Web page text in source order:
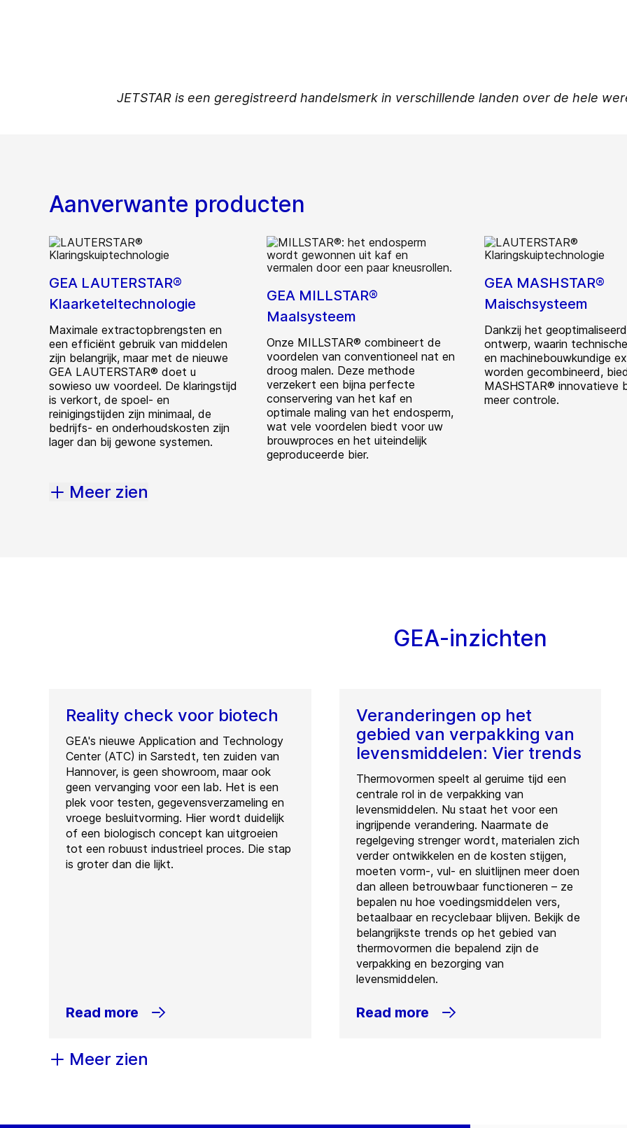
JETSTAR is een geregistreerd handelsmerk in verschillende landen over de hele
Aanverwante producten
GEA LAUTERSTAR®
Klaarketeltechnologie
Maximale extractopbrengsten en
een efficiënt gebruik van middelen
zijn belangrijk, maar met de nieuwe
GEA LAUTERSTAR® doet u
sowieso uw voordeel. De klaringstijd
is verkort, de spoel- en
reinigingstijden zijn minimaal, de
bedrijfs- en onderhoudskosten zijn
lager dan bij gewone systemen.
GEA MILLSTAR®
Maalsysteem
Onze MILLSTAR® combineert de
voordelen van conventioneel nat en
droog malen. Deze methode
verzekert een bijna perfecte
conservering van het kaf en
optimale maling van het endosperm,
wat vele voordelen biedt voor uw
brouwproces en het uiteindelijk
geproduceerde bier.
GEA MASHSTAR®
Maischsysteem
Dankzij het
ontwerp, waarin
en machinebouwkundige
worden gecombineerd,
MASHSTAR® innovatieve
meer controle.
Meer zien
GEA-inzichten
Reality check voor biotech
GEA's nieuwe Application and Technology
Center (ATC) in Sarstedt, ten zuiden van
Hannover, is geen showroom, maar ook
geen vervanging voor een lab. Het is een
plek voor testen, gegevensverzameling en
vroege besluitvorming. Hier wordt duidelijk
of een biologisch concept kan uitgroeien
tot een robuust industrieel proces. Die stap
is groter dan die lijkt.
Read more
Veranderingen op het
gebied van verpakking van
levensmiddelen: Vier trends
Thermovormen speelt al geruime tijd een
centrale rol in de verpakking van
levensmiddelen. Nu staat het voor een
ingrijpende verandering. Naarmate de
regelgeving strenger wordt, materialen zich
verder ontwikkelen en de kosten stijgen,
moeten vorm-, vul- en sluitlijnen meer doen
dan alleen betrouwbaar functioneren – ze
bepalen nu hoe voedingsmiddelen vers,
betaalbaar en recyclebaar blijven. Bekijk de
belangrijkste trends op het gebied van
thermovormen die bepalend zijn de
verpakking en bezorging van
levensmiddelen.
Read more
Meer zien